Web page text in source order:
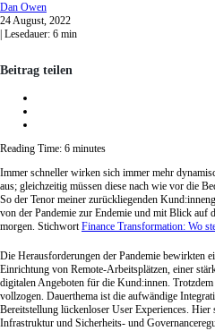
Dan Owen
24 August, 2022
Lesedauer: 6 min
Beitrag teilen
Reading Time: 6 minutes
Immer schneller wirken sich immer mehr
aus; gleichzeitig müssen diese nach wie vor die
So der Tenor meiner zurückliegenden
von der Pandemie zur Endemie und mit Blick auf
morgen. StichwortFinance Transformation: Wo
Die Herausforderungen der Pandemie bewirkten
Einrichtung von Remote-Arbeitsplätzen, einer
digitalen Angeboten für die Kund:innen.
vollzogen. Dauerthema ist die aufwändige
Bereitstellung lückenloser User Experiences. Hier
Infrastruktur und Sicherheits- und